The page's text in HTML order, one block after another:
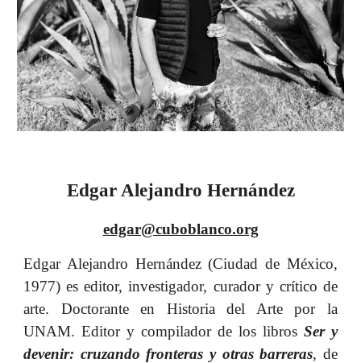
Edgar Alejandro Hernández
edgar@cuboblanco.org
Edgar Alejandro Hernández (Ciudad de México,
1977) es editor, investigador, curador y crítico de
arte. Doctorante en Historia del Arte por la
UNAM. Editor y compilador de los libros Ser y
devenir: cruzando fronteras y otras barreras, de